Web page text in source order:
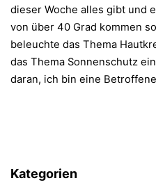
dieser Woche alles gibt und
von über 40 Grad kommen
beleuchte das Thema
das Thema Sonnenschutz
daran, ich bin eine
Kategorien